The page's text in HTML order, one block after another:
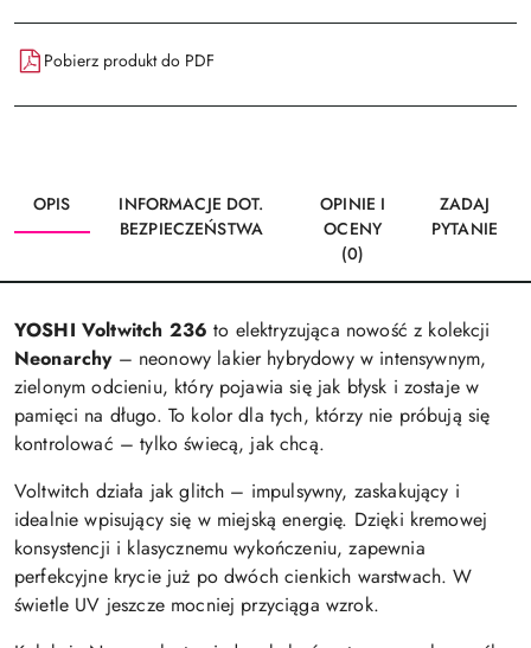
Pobierz produkt do PDF
OPIS
INFORMACJE DOT.
BEZPIECZEŃSTWA
OPINIE I
OCENY
(0)
ZADAJ
PYTANIE
YOSHI Voltwitch 236 to elektryzująca nowość z kolekcji
Neonarchy– neonowy lakier hybrydowy w intensywnym,
zielonym odcieniu, który pojawia się jak błysk i zostaje w
pamięci na długo. To kolor dla tych, którzy nie próbują się
kontrolować – tylko świecą, jak chcą.
Voltwitch działa jak glitch – impulsywny, zaskakujący i
idealnie wpisujący się w miejską energię. Dzięki kremowej
konsystencji i klasycznemu wykończeniu, zapewnia
perfekcyjne krycie już po dwóch cienkich warstwach. W
świetle UV jeszcze mocniej przyciąga wzrok.